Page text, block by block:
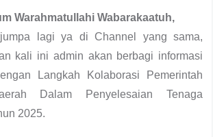
Warahmatullahi Wabarakaatuh,
lagi ya di Channel yang sama,
kali ini admin akan berbagi informasi
Langkah Kolaborasi Pemerintah
Dalam Penyelesaian Tenaga
2025.